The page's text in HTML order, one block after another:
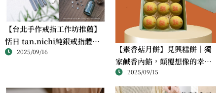
【台北手作戒指工作坊推薦】
恬日 tan.nichi純銀戒指體驗
｜情侶・朋友一起完成的金工
2025/09/16
【素香菇月餅】見興糕餅｜獨
家鹹香內餡，顛覆想像的幸福
滋味2025/09/15